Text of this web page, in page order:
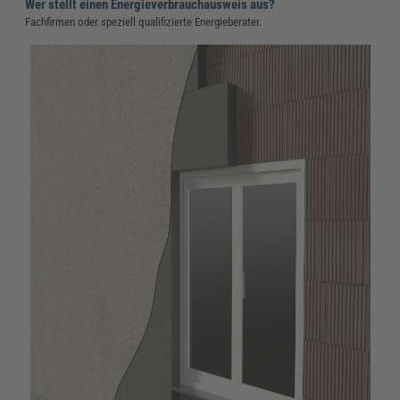
Wer stellt einen Energieverbrauchausweis aus?
Fachfirmen oder speziell qualifizierte Energieberater.